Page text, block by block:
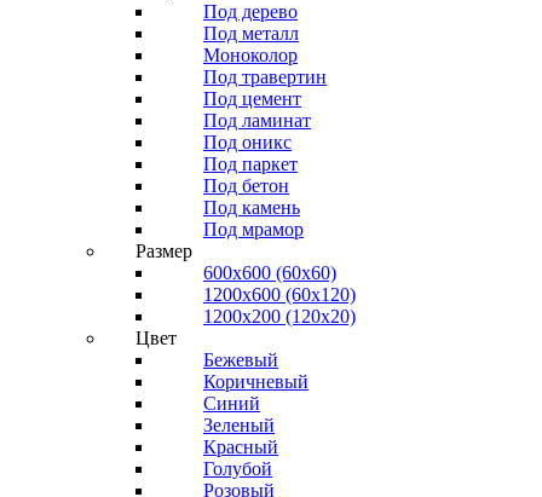
Под дерево
Под металл
Моноколор
Под травертин
Под цемент
Под ламинат
Под оникс
Под паркет
Под бетон
Под камень
Под мрамор
Размер
600х600 (60х60)
1200х600 (60х120)
1200х200 (120x20)
Цвет
Бежевый
Коричневый
Синий
Зеленый
Красный
Голубой
Розовый